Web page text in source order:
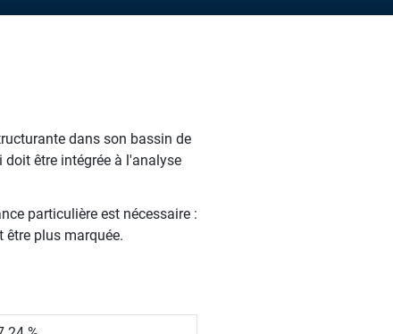
dans son bassin de
être intégrée à l'analyse
particulière est nécessaire :
être plus marquée.